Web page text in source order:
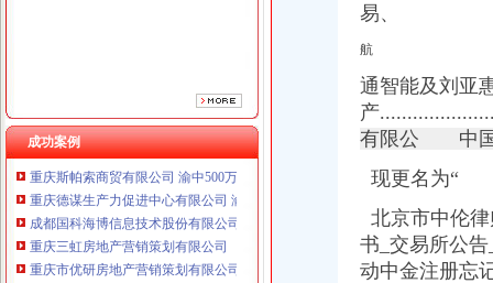
成功案例
重庆科米克商贸有限责任公司 渝北50万 （工商注册）
重庆瑾崇进出口贸易有限公司 渝中100万 （进出口权）
重庆斯帕索商贸有限公司 渝中500万 （进出口权）
重庆德谋生产力促进中心有限公司 渝大10万 （工商注册）
成都国科海博信息技术股份有限公司重庆分公司 渝江 （工商注册）
重庆三虹房地产营销策划有限公司
重庆市优研房地产营销策划有限公司
重庆全景信息技术有限公司 渝江 （工商注册）
易、
航
通智能及刘亚
产
有限公 中
现更名为“
北京市中伦
书_交易所公
动中金注册忘